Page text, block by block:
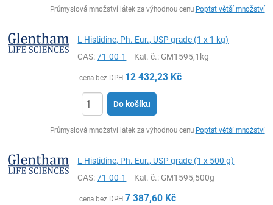
Průmyslová množství látek za výhodnou cenu Poptat větší množství
L-Histidine, Ph. Eur., USP grade (1 x 1 kg)
CAS:71-00-1 Kat. č.: GM1595,1kg
cena bez DPH 12 432,23 Kč
Do košíku
Průmyslová množství látek za výhodnou cenu Poptat větší množství
L-Histidine, Ph. Eur., USP grade (1 x 500 g)
CAS:71-00-1 Kat. č.: GM1595,500g
cena bez DPH 7 387,60 Kč